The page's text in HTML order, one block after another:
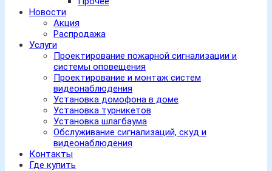
Новости
Акция
Распродажа
Услуги
Проектирование пожарной сигнализации и
системы оповещения
Проектирование и монтаж систем
видеонаблюдения
Установка домофона в доме
Установка турникетов
Установка шлагбаума
Обслуживание сигнализаций, скуд и
видеонаблюдения
Контакты
Где купить